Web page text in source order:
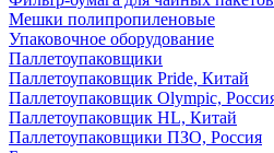
Мешки полипропиленовые
Упаковочное оборудование
Паллетоупаковщики
Паллетоупаковщик Pride, Китай
Паллетоупаковщик Olympic,
Паллетоупаковщик HL, Китай
Паллетоупаковщики ПЗО, Россия